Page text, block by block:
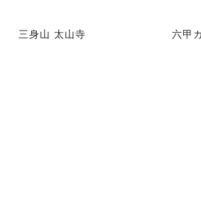
三身山 太山寺 六甲